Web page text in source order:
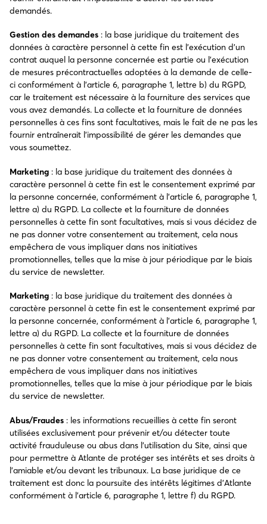
demandés.
Gestion des demandes : la base juridique du traitement des
données à caractère personnel à cette fin est l’exécution d’un
contrat auquel la personne concernée est partie ou l’exécution
de mesures précontractuelles adoptées à la demande de celle-
ci conformément à l’article 6, paragraphe 1, lettre b) du RGPD,
car le traitement est nécessaire à la fourniture des services que
vous avez demandés. La collecte et la fourniture de données
personnelles à ces fins sont facultatives, mais le fait de ne pas les
fournir entraînerait l’impossibilité de gérer les demandes que
vous soumettez.
Marketing : la base juridique du traitement des données à
caractère personnel à cette fin est le consentement exprimé par
la personne concernée, conformément à l’article 6, paragraphe 1,
lettre a) du RGPD. La collecte et la fourniture de données
personnelles à cette fin sont facultatives, mais si vous décidez de
ne pas donner votre consentement au traitement, cela nous
empêchera de vous impliquer dans nos initiatives
promotionnelles, telles que la mise à jour périodique par le biais
du service de newsletter.
Marketing : la base juridique du traitement des données à
caractère personnel à cette fin est le consentement exprimé par
la personne concernée, conformément à l’article 6, paragraphe 1,
lettre a) du RGPD. La collecte et la fourniture de données
personnelles à cette fin sont facultatives, mais si vous décidez de
ne pas donner votre consentement au traitement, cela nous
empêchera de vous impliquer dans nos initiatives
promotionnelles, telles que la mise à jour périodique par le biais
du service de newsletter.
Abus/Fraudes : les informations recueillies à cette fin seront
utilisées exclusivement pour prévenir et/ou détecter toute
activité frauduleuse ou abus dans l’utilisation du Site, ainsi que
pour permettre à Atlante de protéger ses intérêts et ses droits à
l’amiable et/ou devant les tribunaux. La base juridique de ce
traitement est donc la poursuite des intérêts légitimes d’Atlante
conformément à l’article 6, paragraphe 1, lettre f) du RGPD.